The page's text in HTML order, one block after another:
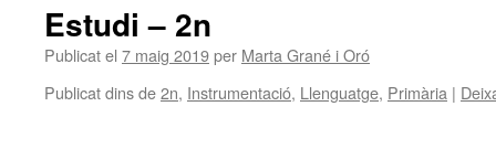
Estudi – 2n
Publicat el 7 maig 2019per Marta Grané i Oró
Publicat dins de2n, Instrumentació, Llenguatge, Primària |